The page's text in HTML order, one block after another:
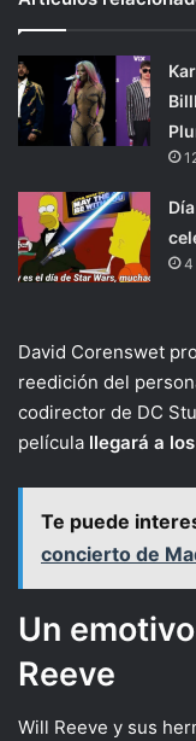
4
David Corenswet
reedición del
codirector de DC
película llegará a
Te puede
concierto de
Un
Reeve
Will Reeve y sus